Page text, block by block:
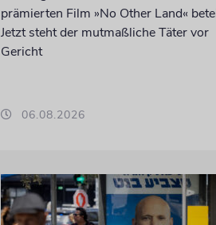
prämierten Film »No Other Land«
Jetzt steht der mutmaßliche Täter vor
Gericht
06.08.2026